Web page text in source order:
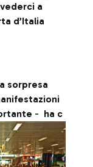
a
d’Italia
sorpresa
- ha c